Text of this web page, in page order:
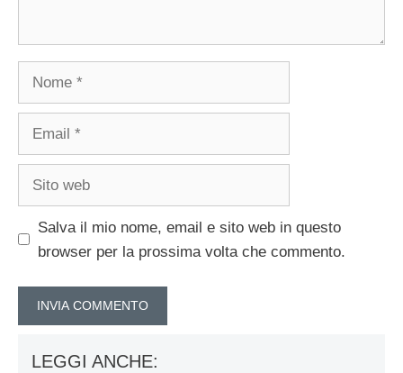
Salva il mio nome, email e sito web in questo
browser per la prossima volta che commento.
LEGGI ANCHE: